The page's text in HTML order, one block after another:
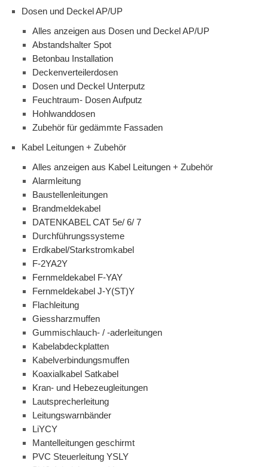
Dosen und Deckel AP/UP
Alles anzeigen aus Dosen und Deckel AP/UP
Abstandshalter Spot
Betonbau Installation
Deckenverteilerdosen
Dosen und Deckel Unterputz
Feuchtraum- Dosen Aufputz
Hohlwanddosen
Zubehör für gedämmte Fassaden
Kabel Leitungen + Zubehör
Alles anzeigen aus Kabel Leitungen + Zubehör
Alarmleitung
Baustellenleitungen
Brandmeldekabel
DATENKABEL CAT 5e/ 6/ 7
Durchführungssysteme
Erdkabel/Starkstromkabel
F-2YA2Y
Fernmeldekabel F-YAY
Fernmeldekabel J-Y(ST)Y
Flachleitung
Giessharzmuffen
Gummischlauch- / -aderleitungen
Kabelabdeckplatten
Kabelverbindungsmuffen
Koaxialkabel Satkabel
Kran- und Hebezeugleitungen
Lautsprecherleitung
Leitungswarnbänder
LiYCY
Mantelleitungen geschirmt
PVC Steuerleitung YSLY